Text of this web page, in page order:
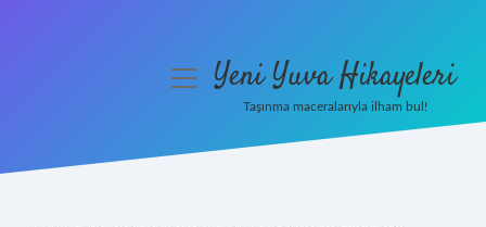
menüyüYeni Yuva Hikayeleri
Taşınma maceralarıyla ilham bul!